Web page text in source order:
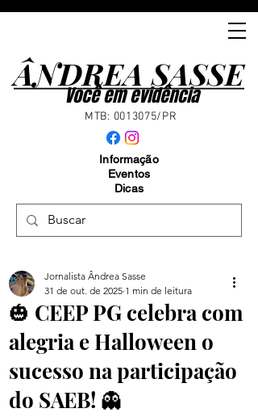
ÂNDREA SASSE
ÂNDREA SASSE
Você em evidência
MTB: 0013075/PR
Informação
Eventos
Dicas
🎃 CEEP PG celebra com
alegria e Halloween o
sucesso na participação
do SAEB! 👻
Jornalista Ândrea Sasse
31 de out. de 2025 1 min de leitura